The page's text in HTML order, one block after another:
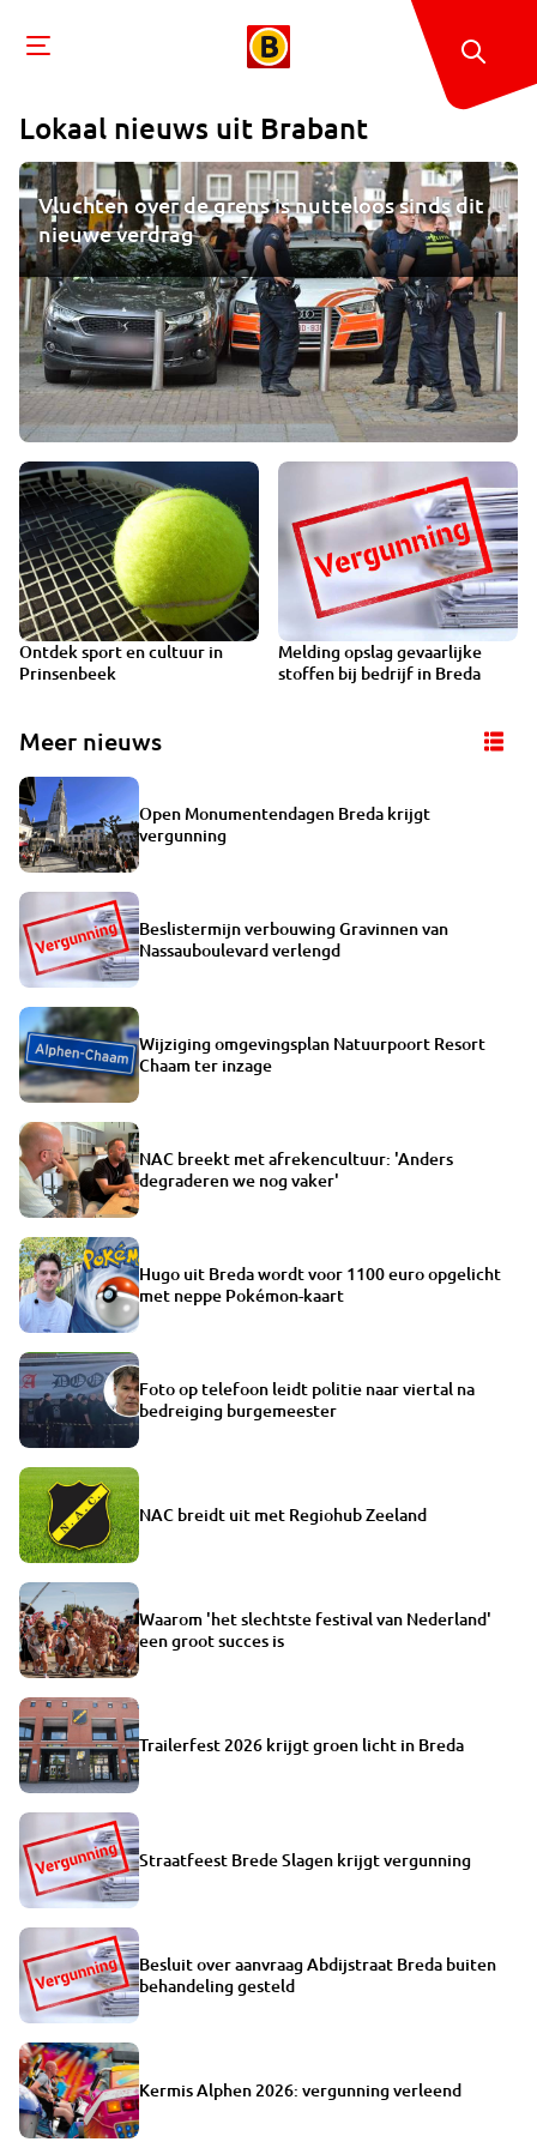
Lokaal nieuws uit Brabant
Vluchten over de grens is nutteloos sinds dit
nieuwe verdrag
Ontdek sport en cultuur in
Prinsenbeek
Melding opslag gevaarlijke
stoffen bij bedrijf in Breda
Meer nieuws
Open Monumentendagen Breda krijgt
vergunning
Beslistermijn verbouwing Gravinnen van
Nassauboulevard verlengd
Wijziging omgevingsplan Natuurpoort Resort
Chaam ter inzage
NAC breekt met afrekencultuur: 'Anders
degraderen we nog vaker'
Hugo uit Breda wordt voor 1100 euro opgelicht
met neppe Pokémon-kaart
Foto op telefoon leidt politie naar viertal na
bedreiging burgemeester
NAC breidt uit met Regiohub Zeeland
Waarom 'het slechtste festival van Nederland'
een groot succes is
Trailerfest 2026 krijgt groen licht in Breda
Straatfeest Brede Slagen krijgt vergunning
Besluit over aanvraag Abdijstraat Breda buiten
behandeling gesteld
Kermis Alphen 2026: vergunning verleend